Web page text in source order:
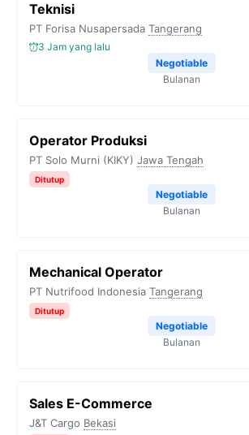
Teknisi
PT Forisa Nusapersada Tangerang
3 Jam yang lalu
Negotiable
Bulanan
Operator Produksi
PT Solo Murni (KIKY) Jawa Tengah
Ditutup
Negotiable
Bulanan
Mechanical Operator
PT Nutrifood Indonesia Tangerang
Ditutup
Negotiable
Bulanan
Sales E-Commerce
J&T Cargo Bekasi